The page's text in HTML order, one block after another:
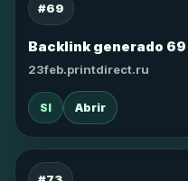
#69
Backlink generado 69
23feb.printdirect.ru
SI Abrir